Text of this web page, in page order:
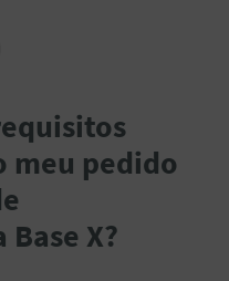
meu pedido
X?